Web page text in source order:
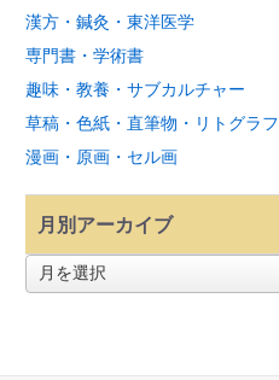
漢方・鍼灸・東洋医学
専門書・学術書
趣味・教養・サブカルチャー
草稿・色紙・直筆物・リトグラフ
漫画・原画・セル画
月別アーカイブ
別